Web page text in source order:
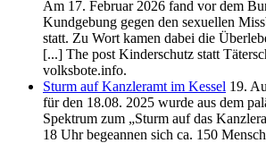
Am 17. Februar 2026 fand vor dem
Kundgebung gegen den sexuellen
statt. Zu Wort kamen dabei die
[...] The post Kinderschutz statt
volksbote.info.
Sturm auf Kanzleramt im Kessel 19.
für den 18.08. 2025 wurde aus dem
Spektrum zum „Sturm auf das
18 Uhr begeannen sich ca. 150